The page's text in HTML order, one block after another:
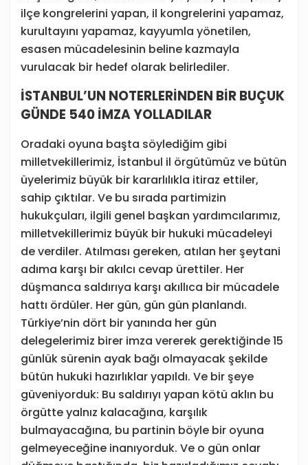
ilçe kongrelerini yapan, il kongrelerini yapamaz,
kurultayını yapamaz, kayyumla yönetilen,
esasen mücadelesinin beline kazmayla
vurulacak bir hedef olarak belirlediler.
İSTANBUL’UN NOTERLERİNDEN BİR BUÇUK
GÜNDE 540 İMZA YOLLADILAR
Oradaki oyuna başta söylediğim gibi
milletvekillerimiz, İstanbul il örgütümüz ve bütün
üyelerimiz büyük bir kararlılıkla itiraz ettiler,
sahip çıktılar. Ve bu sırada partimizin
hukukçuları, ilgili genel başkan yardımcılarımız,
milletvekillerimiz büyük bir hukuki mücadeleyi
de verdiler. Atılması gereken, atılan her şeytani
adıma karşı bir akılcı cevap ürettiler. Her
düşmanca saldırıya karşı akıllıca bir mücadele
hattı ördüler. Her gün, gün gün planlandı.
Türkiye’nin dört bir yanında her gün
delegelerimiz birer imza vererek gerektiğinde 15
günlük sürenin ayak bağı olmayacak şekilde
bütün hukuki hazırlıklar yapıldı. Ve bir şeye
güveniyorduk: Bu saldırıyı yapan kötü aklın bu
örgütte yalnız kalacağına, karşılık
bulmayacağına, bu partinin böyle bir oyuna
gelmeyeceğine inanıyorduk. Ve o gün onlar